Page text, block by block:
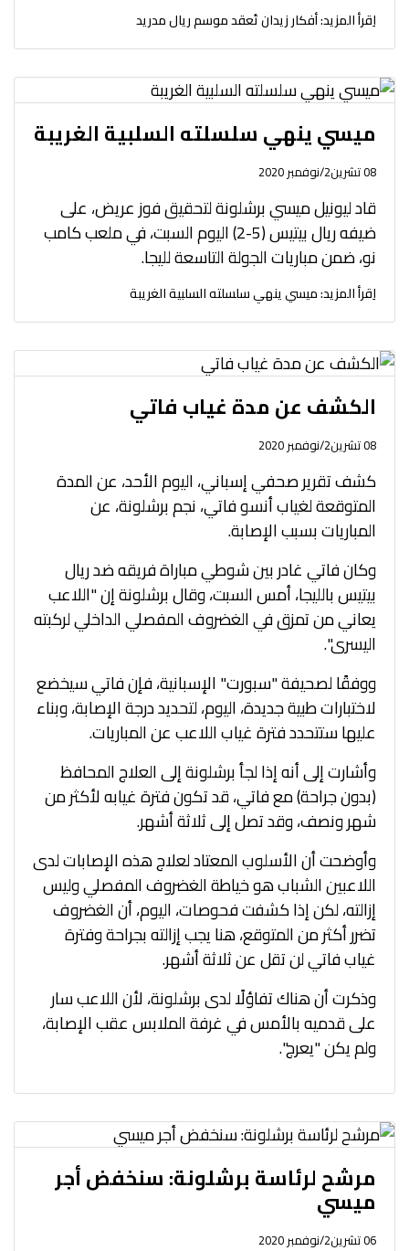
اِقرأ المزيد: أفكار زيدان تُعقد موسم ريال مدريد
ميسي ينهي سلسلته السلبية الغريبة
08 تشرين2/نوفمبر 2020
قاد ليونيل ميسي برشلونة لتحقيق فوز عريض، على
ضيفه ريال بيتيس (5-2) اليوم السبت، في ملعب كامب
نو، ضمن مباريات الجولة التاسعة لليجا.
اِقرأ المزيد: ميسي ينهي سلسلته السلبية الغريبة
الكشف عن مدة غياب فاتي
08 تشرين2/نوفمبر 2020
كشف تقرير صحفي إسباني، اليوم الأحد، عن المدة
المتوقعة لغياب أنسو فاتي، نجم برشلونة، عن
المباريات بسبب الإصابة.
وكان فاتي غادر بين شوطي مباراة فريقه ضد ريال
بيتيس بالليجا، أمس السبت، وقال برشلونة إن "اللاعب
يعاني من تمزق في الغضروف المفصلي الداخلي لركبته
اليسرى".
ووفقًا لصحيفة "سبورت" الإسبانية، فإن فاتي سيخضع
لاختبارات طبية جديدة، اليوم، لتحديد درجة الإصابة، وبناء
عليها ستتحدد فترة غياب اللاعب عن المباريات.
وأشارت إلى أنه إذا لجأ برشلونة إلى العلاج المحافظ
(بدون جراحة) مع فاتي، قد تكون فترة غيابه لأكثر من
شهر ونصف، وقد تصل إلى ثلاثة أشهر.
وأوضحت أن الأسلوب المعتاد لعلاج هذه الإصابات لدى
اللاعبين الشباب هو خياطة الغضروف المفصلي وليس
إزالته، لكن إذا كشفت فحوصات، اليوم، أن الغضروف
تضرر أكثر من المتوقع، هنا يجب إزالته بجراحة وفترة
غياب فاتي لن تقل عن ثلاثة أشهر.
وذكرت أن هناك تفاؤلًا لدى برشلونة، لأن اللاعب سار
على قدميه بالأمس في غرفة الملابس عقب الإصابة،
ولم يكن "يعرج".
مرشح لرئاسة برشلونة: سنخفض أجر
ميسي
06 تشرين2/نوفمبر 2020